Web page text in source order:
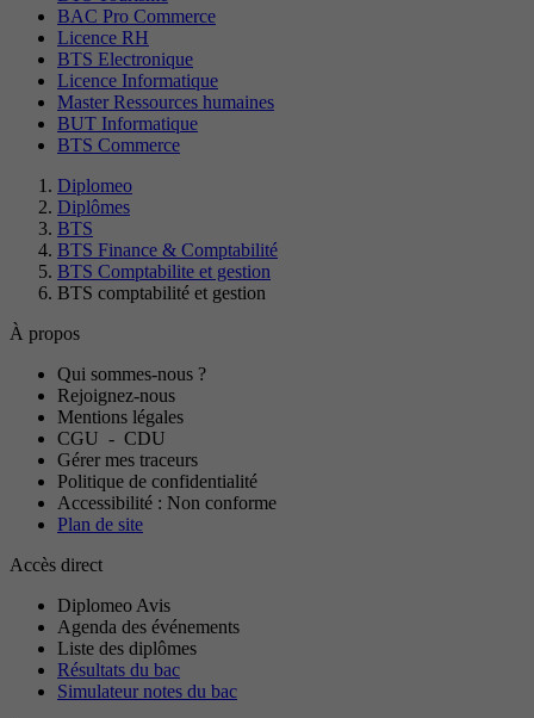
BAC Pro Commerce
Licence RH
BTS Electronique
Licence Informatique
Master Ressources humaines
BUT Informatique
BTS Commerce
Diplomeo
Diplômes
BTS
BTS Finance & Comptabilité
BTS Comptabilite et gestion
BTS comptabilité et gestion
À propos
Qui sommes-nous ?
Rejoignez-nous
Mentions légales
CGU - CDU
Gérer mes traceurs
Politique de confidentialité
Accessibilité : Non conforme
Plan de site
Accès direct
Diplomeo Avis
Agenda des événements
Liste des diplômes
Résultats du bac
Simulateur notes du bac